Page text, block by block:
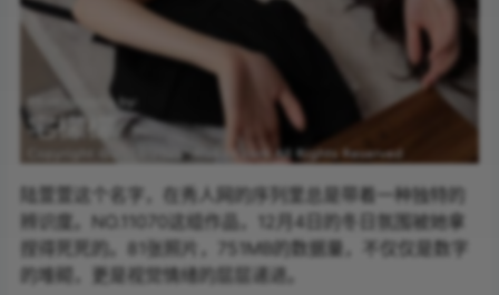
陆萱萱这个名字，在秀人网的序列里总是带着一种独特的
辨识度。NO.11070这组作品，12月4日的冬日氛围被她拿
捏得死死的。81张照片，751MB的数据量，不仅仅是数字
的堆砌，更是视觉情绪的层层递进。